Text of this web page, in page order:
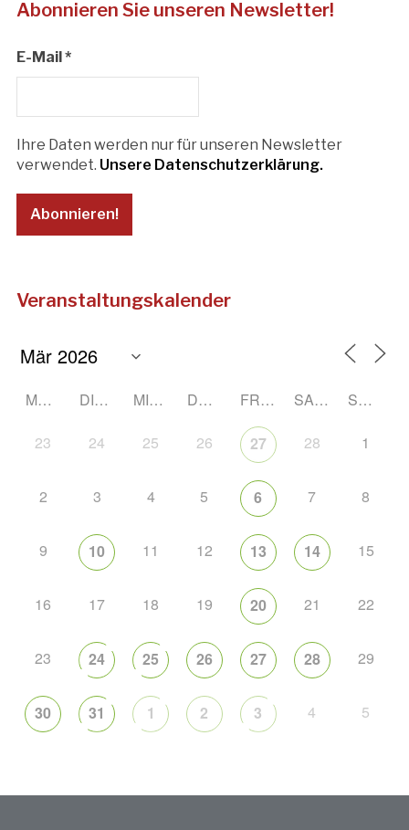
Abonnieren Sie unseren Newsletter!
E-Mail*
Ihre Daten werden nur für unseren Newsletter
verwendet. Unsere Datenschutzerklärung.
Veranstaltungskalender
MONTAG DIENSTAG MITTWOCH DONNERSTAG FREITAG SAMSTAG SONNTAG
23 24 25 26 27 28 1
2 3 4 5 6 7 8
9 10 11 12 13 14 15
16 17 18 19 20 21 22
23 24 25 26 27 28 29
30 31 1 2 3 4 5